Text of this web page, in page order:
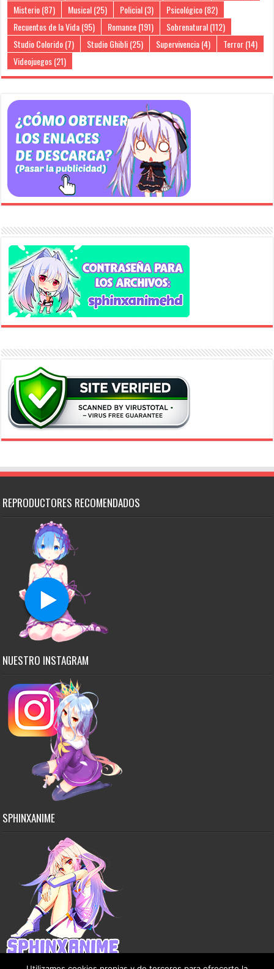
Misterio(87) Musical(25) Policial(3) Psicológico(82)
Recuentos de la Vida(95) Romance(191) Sobrenatural(112)
Studio Colorido(7) Studio Ghibli(25) Supervivencia(4) Terror(14)
Videojuegos(21)
REPRODUCTORES RECOMENDADOS
NUESTRO INSTAGRAM
SPHINXANIME